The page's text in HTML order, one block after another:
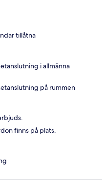
tillåtna
i allmänna
på rummen
finns på plats.